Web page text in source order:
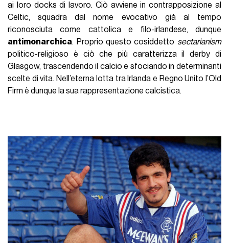
ai loro docks di lavoro. Ciò avviene in contrapposizione al
Celtic, squadra dal nome evocativo già al tempo
riconosciuta come cattolica e filo-irlandese, dunque
antimonarchica. Proprio questo cosiddetto sectarianism
politico-religioso è ciò che più caratterizza il derby di
Glasgow, trascendendo il calcio e sfociando in determinanti
scelte di vita. Nell’eterna lotta tra Irlanda e Regno Unito l’Old
Firm è dunque la sua rappresentazione calcistica.